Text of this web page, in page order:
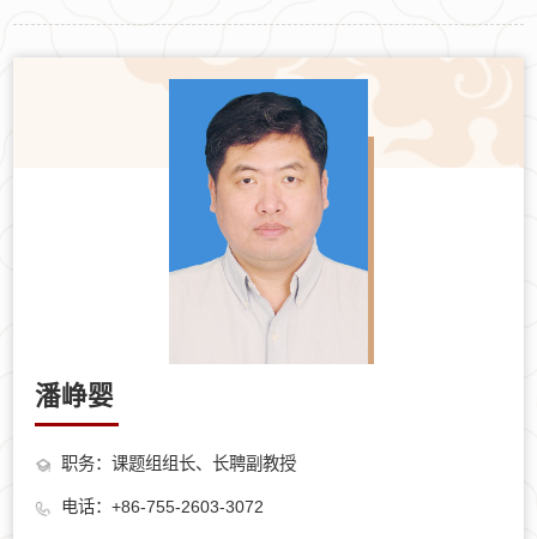
潘峥婴
职务：课题组组长、长聘副教授
电话：+86-755-2603-3072